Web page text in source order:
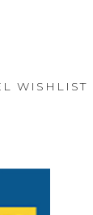
WISHLIST